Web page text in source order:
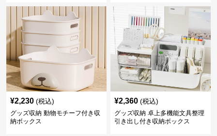
¥2,230 (税込)
グッズ収納 動物モチーフ付き収
納ボックス
¥2,360 (税込)
グッズ収納 卓上多機能文具整理
引き出し付き収納ボックス